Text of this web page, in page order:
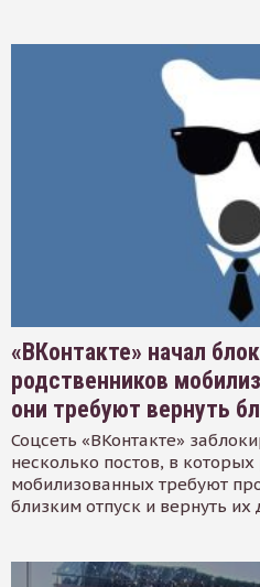
«ВКонтакте» начал
родственников
они требуют вернуть
Соцсеть «ВКонтакте»
несколько постов, в
мобилизованных требуют
близким отпуск и вернуть их